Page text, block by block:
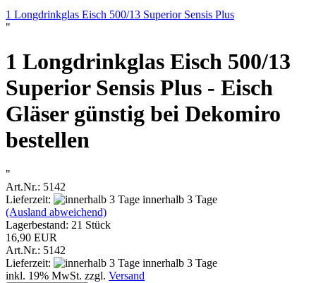
1 Longdrinkglas Eisch 500/13 Superior Sensis Plus
"
1 Longdrinkglas Eisch 500/13
Superior Sensis Plus - Eisch
Gläser günstig bei Dekomiro
bestellen
"
Art.Nr.: 5142
Lieferzeit:
innerhalb 3 Tage
(Ausland abweichend)
Lagerbestand: 21 Stück
16,90 EUR
Art.Nr.: 5142
Lieferzeit:
innerhalb 3 Tage
inkl. 19% MwSt. zzgl. Versand